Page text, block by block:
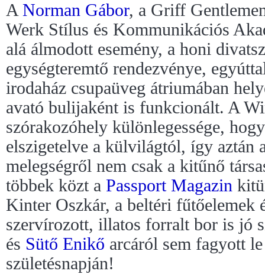
A Norman Gábor, a Griff
Werk Stílus és Kommunikációs
alá álmodott esemény, a honi
egységteremtő rendezvénye,
irodaház csupaüveg átriumában
avató bulijaként is funkcionált. A
szórakozóhely különlegessége,
elszigetelve a külvilágtól, így aztán
melegségről nem csak a kitűnő
többek közt a Passport Magazin
Kinter Oszkár, a beltéri fűtőelemek
szervírozott, illatos forralt bor is jó
és Sütő Enikő arcáról sem fagyott
születésnapján!